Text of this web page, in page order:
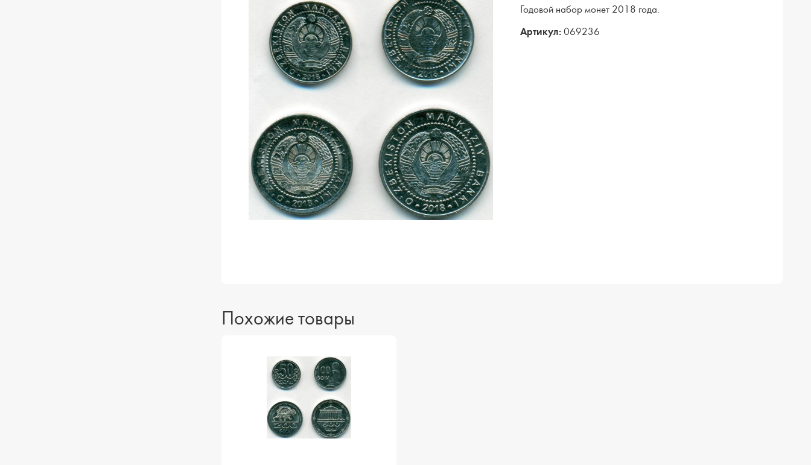
Годовой набор монет 2018 года.
Артикул: 069236
Похожие товары